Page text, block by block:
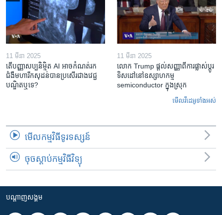
11 មីនា 2025
តើ​បញ្ញាសប្បនិម្មិត​ AI អាច​កំណត់​រក​
ជំងឺមហារីក​សុដន់​បាន​ប្រសើរ​ជាង​វេជ្ជ
បណ្ឌិត​ឬ​ទេ?
11 មីនា 2025
លោក Trump ផ្តល់សញ្ញាពីការផ្លាស់ប្តូរ
ទិសដៅនៅឧស្សាហកម្ម
semiconductor ក្នុងស្រុក
មើល​វីដេអូ​ទាំង​អស់
មើល​កម្មវិធី​ទូរទស្សន៍
ចុចស្តាប់កម្មវិធីវិទ្យុ
បណ្តាញ​សង្គម